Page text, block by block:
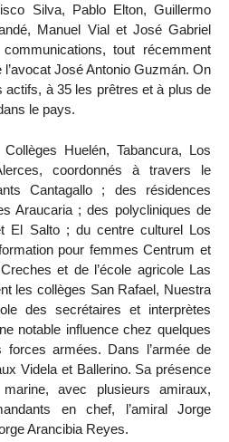
Silva, Pablo Elton, Guillermo
Manuel Vial et José Gabriel
tout récemment
José Antonio Guzmán. On
actifs, à 35 les prêtres et à plus de
le pays.
Huelén, Tabancura, Los
coordonnés à travers le
Cantagallo ; des résidences
Araucaria ; des polycliniques de
El Salto ; du centre culturel Los
pour femmes Centrum et
et de l’école agricole Las
les collèges San Rafael, Nuestra
des secrétaires et interprètes
notable influence chez quelques
armées. Dans l’armée de
Videla et Ballerino. Sa présence
avec plusieurs amiraux,
en chef, l’amiral Jorge
Arancibia Reyes.